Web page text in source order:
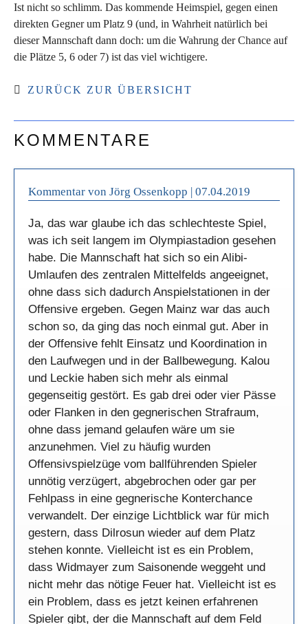
Ist nicht so schlimm. Das kommende Heimspiel, gegen einen
direkten Gegner um Platz 9 (und, in Wahrheit natürlich bei
dieser Mannschaft dann doch: um die Wahrung der Chance auf
die Plätze 5, 6 oder 7) ist das viel wichtigere.
ZURÜCK ZUR ÜBERSICHT
KOMMENTARE
Kommentar von Jörg Ossenkopp | 07.04.2019
Ja, das war glaube ich das schlechteste Spiel,
was ich seit langem im Olympiastadion gesehen
habe. Die Mannschaft hat sich so ein Alibi-
Umlaufen des zentralen Mittelfelds angeeignet,
ohne dass sich dadurch Anspielstationen in der
Offensive ergeben. Gegen Mainz war das auch
schon so, da ging das noch einmal gut. Aber in
der Offensive fehlt Einsatz und Koordination in
den Laufwegen und in der Ballbewegung. Kalou
und Leckie haben sich mehr als einmal
gegenseitig gestört. Es gab drei oder vier Pässe
oder Flanken in den gegnerischen Strafraum,
ohne dass jemand gelaufen wäre um sie
anzunehmen. Viel zu häufig wurden
Offensivspielzüge vom ballführenden Spieler
unnötig verzügert, abgebrochen oder gar per
Fehlpass in eine gegnerische Konterchance
verwandelt. Der einzige Lichtblick war für mich
gestern, dass Dilrosun wieder auf dem Platz
stehen konnte. Vielleicht ist es ein Problem,
dass Widmayer zum Saisonende weggeht und
nicht mehr das nötige Feuer hat. Vielleicht ist es
ein Problem, dass es jetzt keinen erfahrenen
Spieler gibt, der die Mannschaft auf dem Feld